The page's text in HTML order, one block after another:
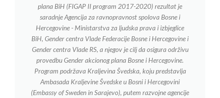
plana BiH (FIGAP II program 2017-2020) rezultat je
saradnje Agencija za ravnopravnost spolova Bosne i
Hercegovine - Ministarstva za ljudska prava i izbjeglice
BiH, Gender centra Vlade Federacije Bosne i Hercegovine i
Gender centra Vlade RS, a njegov je cilj da osigura održivu
provedbu Gender akcionog plana Bosne i Hercegovine.
Program podržava Kraljevina Švedska, koju predstavlja
Ambasada Kraljevine Švedske u Bosni i Hercegovini
(Embassy of Sweden in Sarajevo), putem razvojne agencije